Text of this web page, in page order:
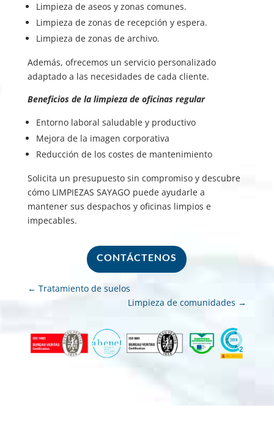
Limpieza de aseos y zonas comunes.
Limpieza de zonas de recepción y espera.
Limpieza de zonas de archivo.
Además, ofrecemos un servicio personalizado
adaptado a las necesidades de cada cliente.
Beneficios de la limpieza de oficinas regular
Entorno laboral saludable y productivo
Mejora de la imagen corporativa
Reducción de los costes de mantenimiento
Solicita un presupuesto sin compromiso y descubre
cómo LIMPIEZAS SAYAGO puede ayudarle a
mantener sus despachos y oficinas limpios e
impecables.
CONTÁCTENOS
← Tratamiento de suelos
Limpieza de comunidades →